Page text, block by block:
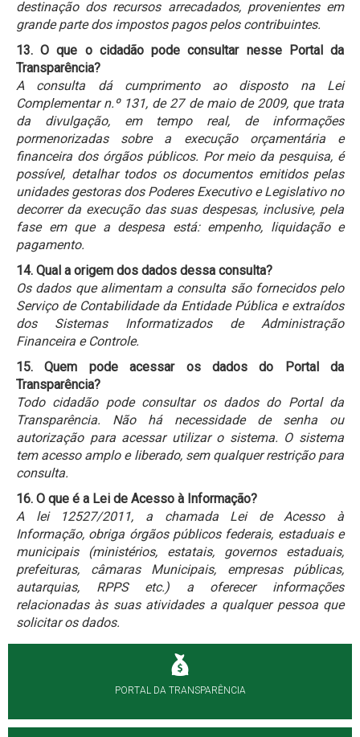
destinação dos recursos arrecadados, provenientes em
grande parte dos impostos pagos pelos contribuintes.
13. O que o cidadão pode consultar nesse Portal da
Transparência?
A consulta dá cumprimento ao disposto na Lei
Complementar n.º 131, de 27 de maio de 2009, que trata
da divulgação, em tempo real, de informações
pormenorizadas sobre a execução orçamentária e
financeira dos órgãos públicos. Por meio da pesquisa, é
possível, detalhar todos os documentos emitidos pelas
unidades gestoras dos Poderes Executivo e Legislativo no
decorrer da execução das suas despesas, inclusive, pela
fase em que a despesa está: empenho, liquidação e
pagamento.
14. Qual a origem dos dados dessa consulta?
Os dados que alimentam a consulta são fornecidos pelo
Serviço de Contabilidade da Entidade Pública e extraídos
dos Sistemas Informatizados de Administração
Financeira e Controle.
15. Quem pode acessar os dados do Portal da
Transparência?
Todo cidadão pode consultar os dados do Portal da
Transparência. Não há necessidade de senha ou
autorização para acessar utilizar o sistema. O sistema
tem acesso amplo e liberado, sem qualquer restrição para
consulta.
16. O que é a Lei de Acesso à Informação?
A lei 12527/2011, a chamada Lei de Acesso à
Informação, obriga órgãos públicos federais, estaduais e
municipais (ministérios, estatais, governos estaduais,
prefeituras, câmaras Municipais, empresas públicas,
autarquias, RPPS etc.) a oferecer informações
relacionadas às suas atividades a qualquer pessoa que
solicitar os dados.
PORTAL DA TRANSPARÊNCIA